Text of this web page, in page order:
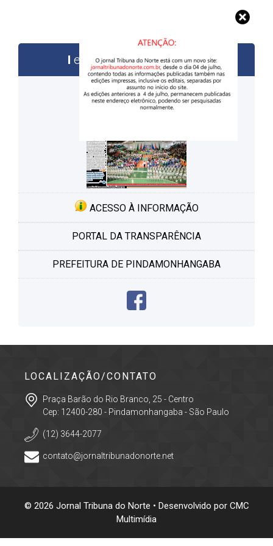
edições anteriores
ACESSO À INFORMAÇÃO
PORTAL DA TRANSPARÊNCIA
PREFEITURA DE PINDAMONHANGABA
LOCALIZAÇÃO/CONTATO
Praça Barão do Rio Branco, 25 - Centro
Cep: 12400-280 - Pindamonhangaba - São Paulo
(12) 3644-2077
contato@jornaltribunadonorte.net
© 2026 Jornal Tribuna do Norte • Desenvolvido por CMC
Multimídia